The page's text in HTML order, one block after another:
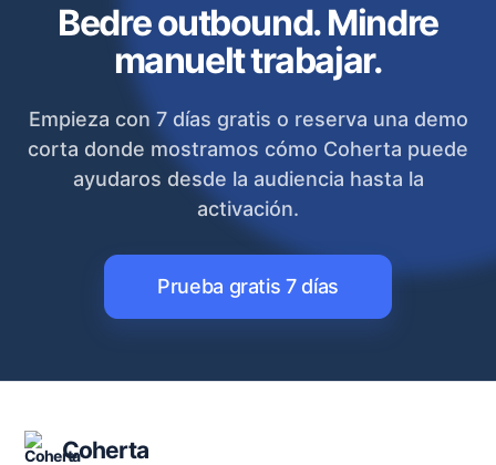
Bedre outbound. Mindre
manuelt trabajar.
Empieza con 7 días gratis o reserva una demo
corta donde mostramos cómo Coherta puede
ayudaros desde la audiencia hasta la
activación.
Prueba gratis 7 días
Coherta